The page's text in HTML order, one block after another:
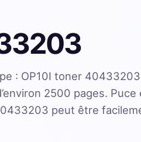
: OP10I toner
2500 pages.
peut être